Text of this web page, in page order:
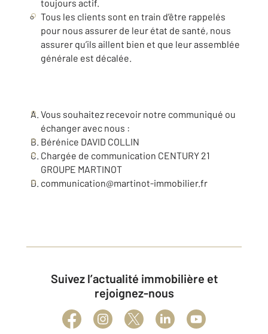
toujours actif.
Tous les clients sont en train d’être rappelés
pour nous assurer de leur état de santé, nous
assurer qu’ils aillent bien et que leur assemblée
générale est décalée.
Vous souhaitez recevoir notre communiqué ou
échanger avec nous :
Bérénice DAVID COLLIN
Chargée de communication CENTURY 21
GROUPE MARTINOT
communication@martinot-immobilier.fr
Suivez l’actualité immobilière et
rejoignez-nous